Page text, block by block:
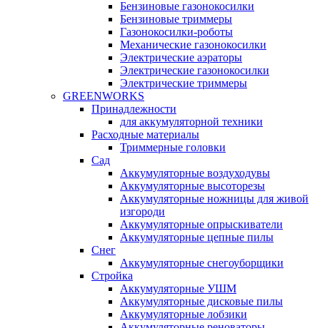
Бензиновые газонокосилки
Бензиновые триммеры
Газонокосилки-роботы
Механические газонокосилки
Электрические аэраторы
Электрические газонокосилки
Электрические триммеры
GREENWORKS
Принадлежности
для аккумуляторной техники
Расходные материалы
Триммерные головки
Сад
Аккумуляторные воздуходувы
Аккумуляторные высоторезы
Аккумуляторные ножницы для живой
изгороди
Аккумуляторные опрыскиватели
Аккумуляторные цепные пилы
Снег
Аккумуляторные снегоуборщики
Стройка
Аккумуляторные УШМ
Аккумуляторные дисковые пилы
Аккумуляторные лобзики